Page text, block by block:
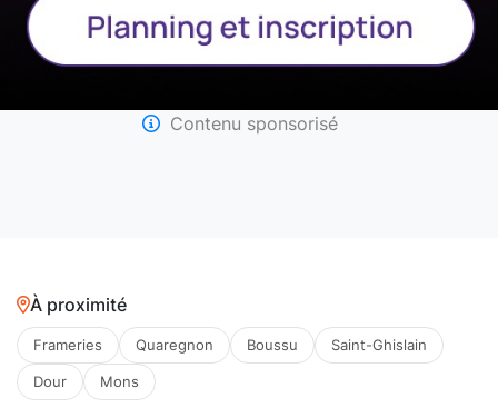
Contenu sponsorisé
À proximité
Frameries Quaregnon Boussu Saint-Ghislain
Dour Mons